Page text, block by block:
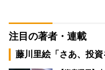
注目の著者・連載
藤川里絵「さあ、投資